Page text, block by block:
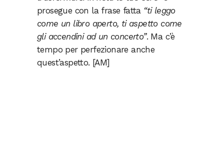
prosegue con la frase fatta “ti leggo
come un libro aperto, ti aspetto come
gli accendini ad un concerto”. Ma c’è
tempo per perfezionare anche
quest’aspetto. [AM]